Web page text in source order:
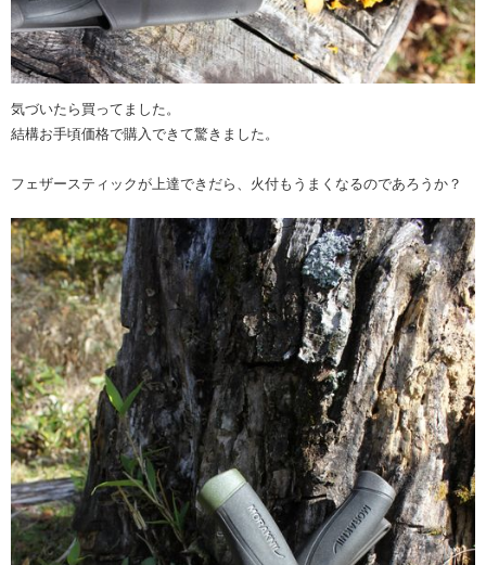
気づいたら買ってました。
結構お手頃価格で購入できて驚きました。
フェザースティックが上達できだら、火付もうまくなるのであろうか？